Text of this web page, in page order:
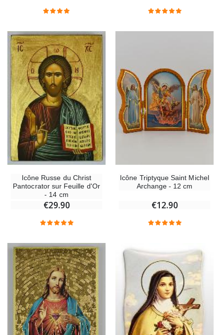
Icône Russe du Christ
Pantocrator sur Feuille d'Or
- 14 cm
€29.90
Icône Triptyque Saint Michel
Archange - 12 cm
€12.90